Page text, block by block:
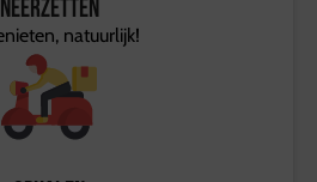
Neerzetten
natuurlijk!